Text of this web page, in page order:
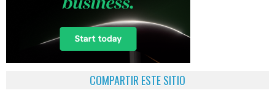
COMPARTIR ESTE SITIO